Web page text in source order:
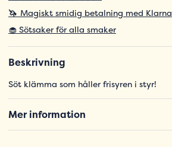
🦄 Magiskt smidig betalning med Klarna
🧁 Sötsaker för alla smaker
Beskrivning
Söt klämma som håller frisyren i styr!
Mer information